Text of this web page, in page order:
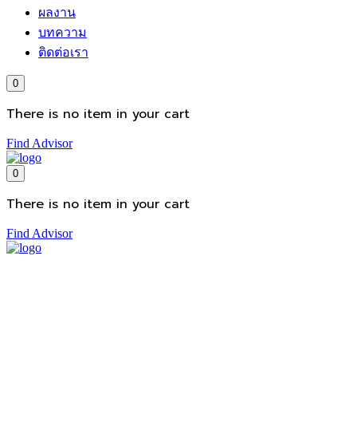
ผลงาน
บทความ
ติดต่อเรา
0
There is no item in your cart
Find Advisor
0
There is no item in your cart
Find Advisor